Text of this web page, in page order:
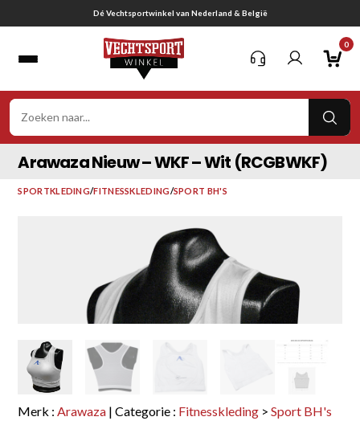
naar
Gratis verzending vanaf € 75,-
0
Arawaza Nieuw – WKF – Wit (RCGBWKF)
SPORTKLEDING/FITNESSKLEDING/SPORT BH'S
Merk :Arawaza | Categorie : Fitnesskleding >Sport BH's